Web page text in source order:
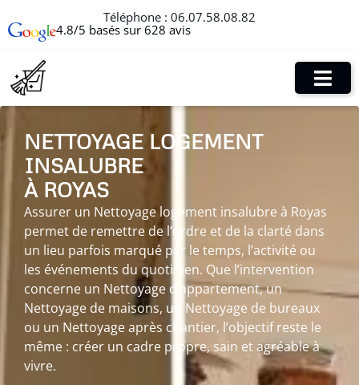
Téléphone : 06.07.58.08.82
4.8/5 basés sur 628 avis
NETTOYAGE LOGEMENT
INSALUBRE
À ROYAS
Assurer un Nettoyage logement insalubre à Royas
permet de remettre de l’ordre et de la clarté dans
un lieu parfois marqué par le temps, l’activité ou
les événements du quotidien. Que l’intervention
concerne un Nettoyage d’appartement, un
Nettoyage de maisons, un Nettoyage de bureaux
ou un Nettoyage après chantier, l’objectif reste le
même : créer un cadre propre, sain et agréable à
vivre.